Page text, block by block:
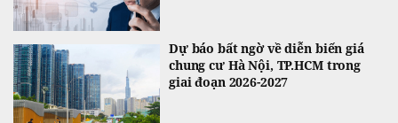
Dự báo bất ngờ về diễn biến giá
chung cư Hà Nội, TP.HCM trong
giai đoạn 2026-2027